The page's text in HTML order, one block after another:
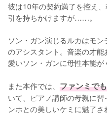
彼は10年の契約満了を控え
引を持ちかけますが……。
ソン・ガン演じるルカはモ
のアシスタント。音楽の才
愛いソン・ガンに母性本能が
また本作では、 ファンミで
いて、ピアノ講師の母親に
ンホとの美しいケミに魅了さ